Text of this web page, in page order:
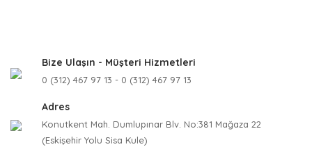
Bize Ulaşın - Müşteri Hizmetleri
0 (312) 467 97 13 - 0 (312) 467 97 13
Adres
Konutkent Mah. Dumlupınar Blv. No:381 Mağaza 22
(Eskişehir Yolu Sisa Kule)